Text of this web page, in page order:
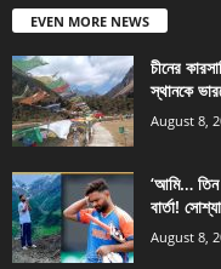
EVEN MORE NEWS
চীনের
স্থানকে
August 8,
‘আমি… তিন
বার্তা!
August 8,